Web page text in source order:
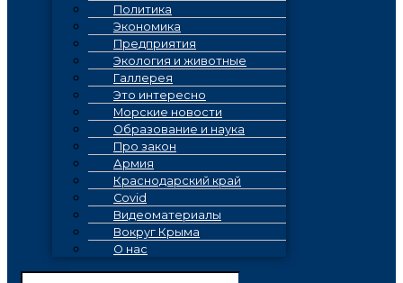
Политика
Экономика
Предприятия
Экология и животные
Галлерея
Это интересно
Морские новости
Образование и наука
Про закон
Армия
Краснодарский край
Covid
Видеоматериалы
Вокруг Крыма
О нас